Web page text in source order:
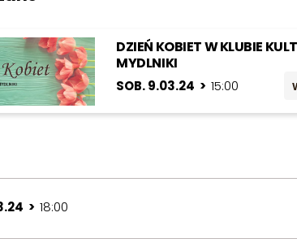
DZIEŃ KOBIET W KLUBIE
MYDLNIKI
SOB. 9.03.24 >15:00
> 18:00